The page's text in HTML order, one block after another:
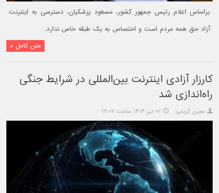
براساس اعلام رئیس جمهور کشور، مسعود پزشکیان، دسترسی به اینترنت
آزاد حق همه مردم است و اختصاص به یک طبقه خاص ندارد.
متن کامل »
کارزار آزادی اینترنت بین‌المللی در شرایط جنگی
راه‌اندازی شد
معین کریمی ۰۲ تیر ۱۴۰۴ ساعت ۱۷:۰۷